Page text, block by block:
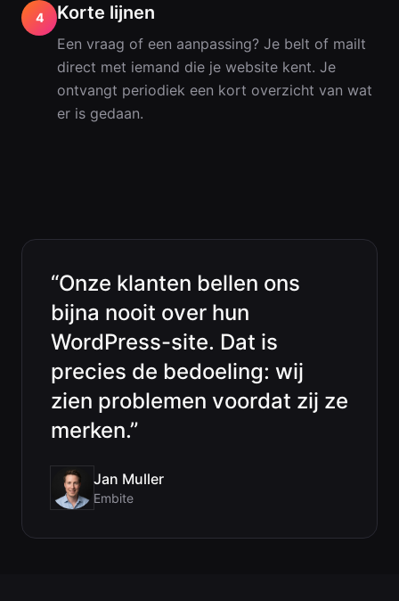
4 Korte lijnen
Een vraag of een aanpassing? Je belt of mailt
direct met iemand die je website kent. Je
ontvangt periodiek een kort overzicht van wat
er is gedaan.
“Onze klanten bellen ons
bijna nooit over hun
WordPress-site. Dat is
precies de bedoeling: wij
zien problemen voordat zij ze
merken.”
Jan Muller
Embite